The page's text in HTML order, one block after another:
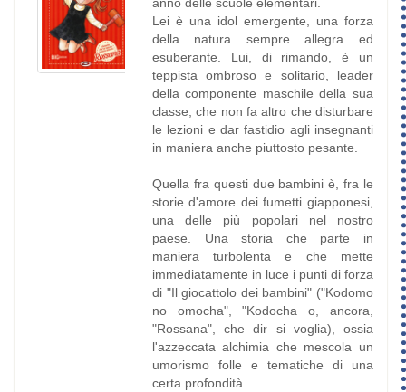
anno delle scuole elementari.
Lei è una idol emergente, una forza
della natura sempre allegra ed
esuberante. Lui, di rimando, è un
teppista ombroso e solitario, leader
della componente maschile della sua
classe, che non fa altro che disturbare
le lezioni e dar fastidio agli insegnanti
in maniera anche piuttosto pesante.
Quella fra questi due bambini è, fra le
storie d'amore dei fumetti giapponesi,
una delle più popolari nel nostro
paese. Una storia che parte in
maniera turbolenta e che mette
immediatamente in luce i punti di forza
di "Il giocattolo dei bambini" ("Kodomo
no omocha", "Kodocha o, ancora,
"Rossana", che dir si voglia), ossia
l'azzeccata alchimia che mescola un
umorismo folle e tematiche di una
certa profondità.